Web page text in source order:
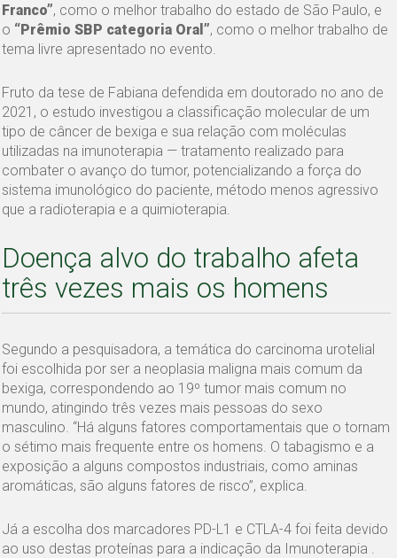
Franco”, como o melhor trabalho do estado de São Paulo, e
o “Prêmio SBP categoria Oral”, como o melhor trabalho de
tema livre apresentado no evento.
Fruto da tese de Fabiana defendida em doutorado no ano de
2021, o estudo investigou a classificação molecular de um
tipo de câncer de bexiga e sua relação com moléculas
utilizadas na imunoterapia — tratamento realizado para
combater o avanço do tumor, potencializando a força do
sistema imunológico do paciente, método menos agressivo
que a radioterapia e a quimioterapia.
Doença alvo do trabalho afeta
três vezes mais os homens
Segundo a pesquisadora, a temática do carcinoma urotelial
foi escolhida por ser a neoplasia maligna mais comum da
bexiga, correspondendo ao 19º tumor mais comum no
mundo, atingindo três vezes mais pessoas do sexo
masculino. “Há alguns fatores comportamentais que o tornam
o sétimo mais frequente entre os homens. O tabagismo e a
exposição a alguns compostos industriais, como aminas
aromáticas, são alguns fatores de risco”, explica.
Já a escolha dos marcadores PD-L1 e CTLA-4 foi feita devido
ao uso destas proteínas para a indicação da Imunoterapia .